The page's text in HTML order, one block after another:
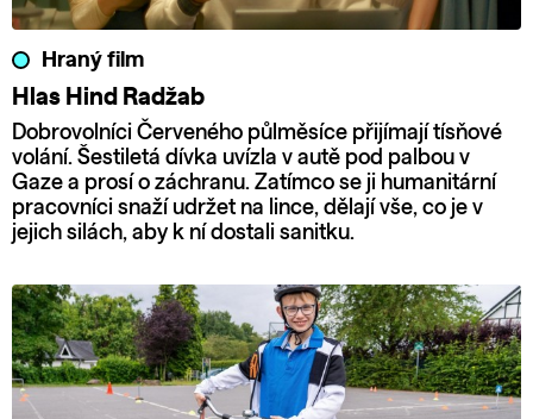
Hraný film
Hlas Hind Radžab
Dobrovolníci Červeného půlměsíce přijímají tísňové
volání. Šestiletá dívka uvízla v autě pod palbou v
Gaze a prosí o záchranu. Zatímco se ji humanitární
pracovníci snaží udržet na lince, dělají vše, co je v
jejich silách, aby k ní dostali sanitku.